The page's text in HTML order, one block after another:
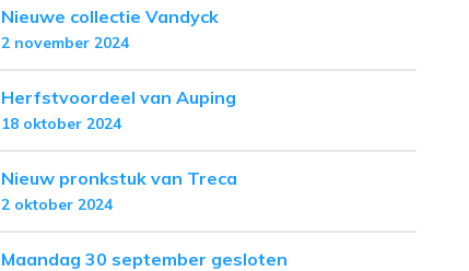
Nieuwe collectie Vandyck
2 november 2024
Herfstvoordeel van Auping
18 oktober 2024
Nieuw pronkstuk van Treca
2 oktober 2024
Maandag 30 september gesloten